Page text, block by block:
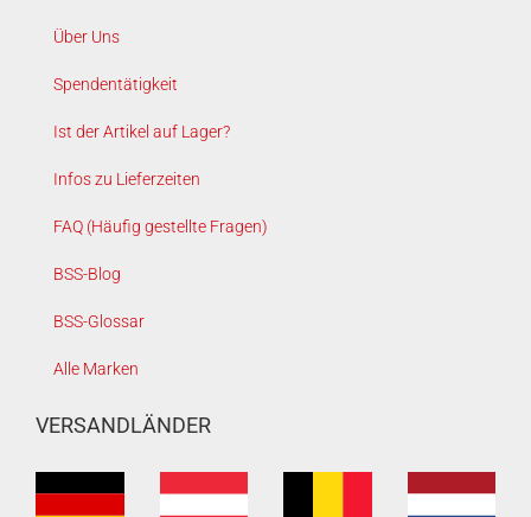
Über Uns
Spendentätigkeit
Ist der Artikel auf Lager?
Infos zu Lieferzeiten
FAQ (Häufig gestellte Fragen)
BSS-Blog
BSS-Glossar
Alle Marken
VERSANDLÄNDER